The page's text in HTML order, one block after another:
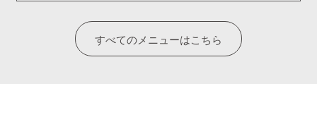
すべてのメニューはこちら